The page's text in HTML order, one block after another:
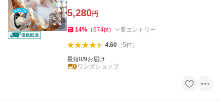
5,280円
14% （674pt） 要エントリー
4.60（5件）
最短8/9お届け
ワンズショップ